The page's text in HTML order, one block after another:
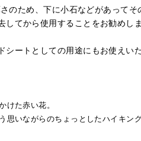
のため、下に小石などがあって
してから使用することをお勧めしま
シートとしての用途にもお使えい
けた赤い花。
思いながらのちょっとしたハイキング